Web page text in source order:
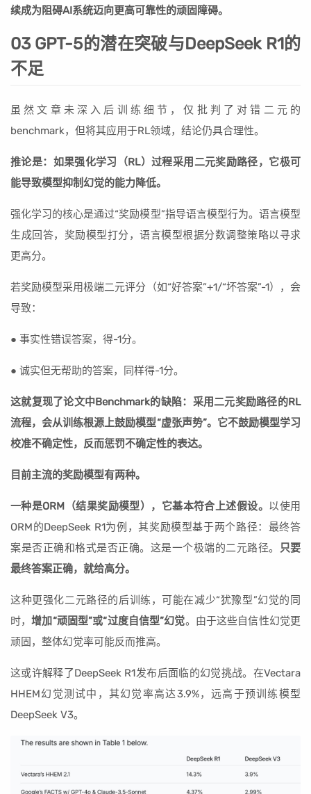
续成为阻碍AI系统迈向更高可靠性的顽固障碍。
03 GPT-5的潜在突破与DeepSeek R1的
不足
虽然文章未深入后训练细节，仅批判了对错二元的
benchmark，但将其应用于RL领域，结论仍具合理性。
推论是：如果强化学习（RL）过程采用二元奖励路径，它极可
能导致模型抑制幻觉的能力降低。
强化学习的核心是通过“奖励模型”指导语言模型行为。语言模型
生成回答，奖励模型打分，语言模型根据分数调整策略以寻求
更高分。
若奖励模型采用极端二元评分（如“好答案”+1/“坏答案”-1），会
导致：
● 事实性错误答案，得-1分。
● 诚实但无帮助的答案，同样得-1分。
这就复现了论文中Benchmark的缺陷：采用二元奖励路径的RL
流程，会从训练根源上鼓励模型“虚张声势”。它不鼓励模型学习
校准不确定性，反而惩罚不确定性的表达。
目前主流的奖励模型有两种。
一种是ORM（结果奖励模型），它基本符合上述假设。 以使用
ORM的DeepSeek R1为例，其奖励模型基于两个路径：最终答
案是否正确和格式是否正确。这是一个极端的二元路径。
只要
最终答案正确，就给高分。
这种更强化二元路径的后训练，可能在减少“犹豫型”幻觉的同
时，增加“顽固型”或“过度自信型”幻觉。由于这些自信性幻觉更
顽固，整体幻觉率可能反而推高。
这或许解释了DeepSeek R1发布后面临的幻觉挑战。在Vectara
HHEM幻觉测试中，其幻觉率高达3.9%，远高于预训练模型
DeepSeek V3。